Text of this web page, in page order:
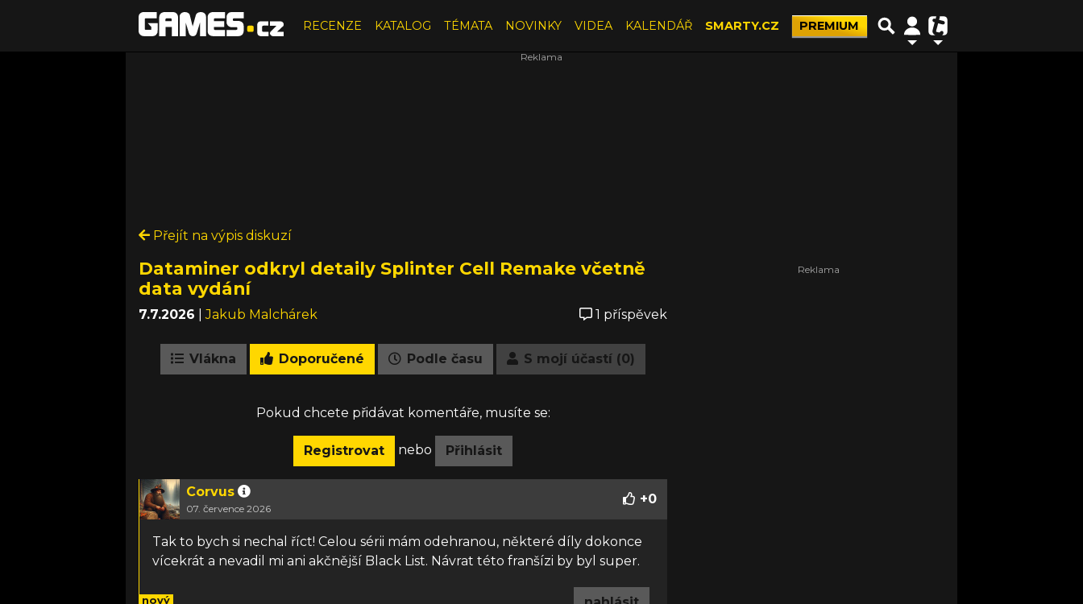
RECENZE KATALOG TÉMATA NOVINKY VIDEA KALENDÁŘ SMARTY.CZ PREMIUM
Přejít na výpis diskuzí
Dataminer odkryl detaily Splinter Cell Remake včetně
data vydání
7.7.2026 |Jakub Malchárek 1 příspěvek
Vlákna Doporučené Podle času S mojí účastí (0)
Pokud chcete přidávat komentáře, musíte se:
Registrovat nebo Přihlásit
Corvus
07. července 2026
+0
Tak to bych si nechal říct! Celou sérii mám odehranou, některé díly dokonce
vícekrát a nevadil mi ani akčnější Black List. Návrat této franšízi by byl super.
nový